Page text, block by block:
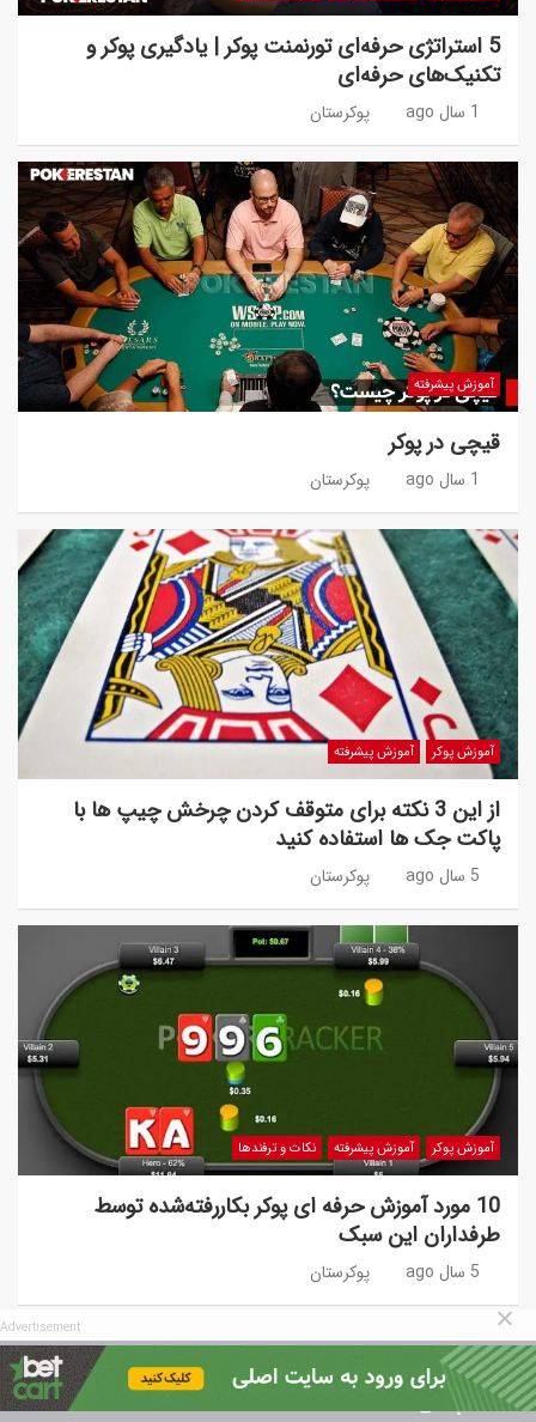
5 استراتژی حرفه‌ای تورنمنت پوکر | یادگیری پوکر و
تکنیک‌های حرفه‌ای
1 سال ago پوکرستان
آموزش پیشرفته
قیچی در پوکر
1 سال ago پوکرستان
آموزش پوکر آموزش پیشرفته
از این 3 نکته برای متوقف کردن چرخش چیپ ها با
پاکت جک ها استفاده کنید
5 سال ago پوکرستان
آموزش پوکر آموزش پیشرفته نکات و ترفندها
10 مورد آموزش حرفه ای پوکر بکاررفته‌شده توسط
طرفداران این سبک
5 سال ago پوکرستان
دسته بندی
Advertisement